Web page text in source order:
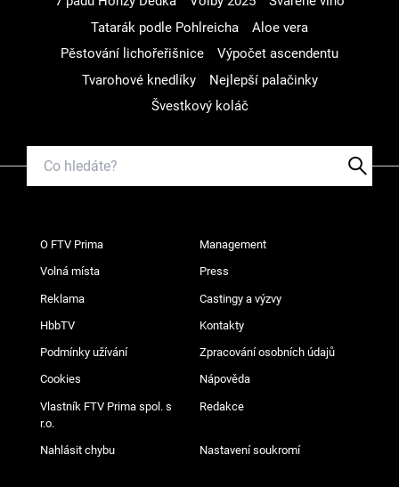
Tatarák podle Pohlreicha
Aloe vera
Pěstování lichořeřišnice
Výpočet ascendentu
Tvarohové knedlíky
Nejlepší palačinky
Švestkový koláč
O FTV Prima Management
Volná místa Press
Reklama Castingy a výzvy
HbbTV Kontakty
Podmínky užívání Zpracování osobních údajů
Cookies Nápověda
Vlastník FTV Prima spol. s
r.o.
Redakce
Nahlásit chybu Nastavení soukromí